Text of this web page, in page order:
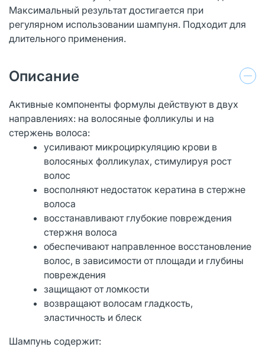
Максимальный результат достигается при
регулярном использовании шампуня. Подходит для
длительного применения.
Описание
Активные компоненты формулы действуют в двух
направлениях: на волосяные фолликулы и на
стержень волоса:
усиливают микроциркуляцию крови в
волосяных фолликулах, стимулируя рост
волос
восполняют недостаток кератина в стержне
волоса
восстанавливают глубокие повреждения
стержня волоса
обеспечивают направленное восстановление
волос, в зависимости от площади и глубины
повреждения
защищают от ломкости
возвращают волосам гладкость,
эластичность и блеск
Шампунь содержит: